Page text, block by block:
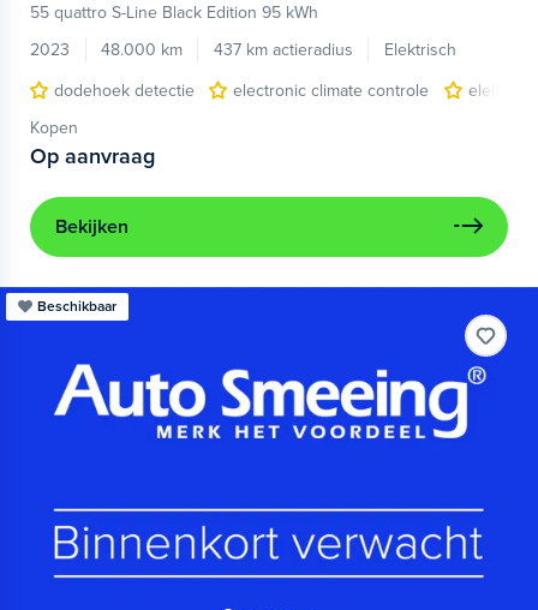
55 quattro S-Line Black Edition 95 kWh
2023
48.000 km 437 km actieradius
Elektrisch
dodehoek detectie
electronic climate controle
Kopen
Op aanvraag
Bekijken
Beschikbaar